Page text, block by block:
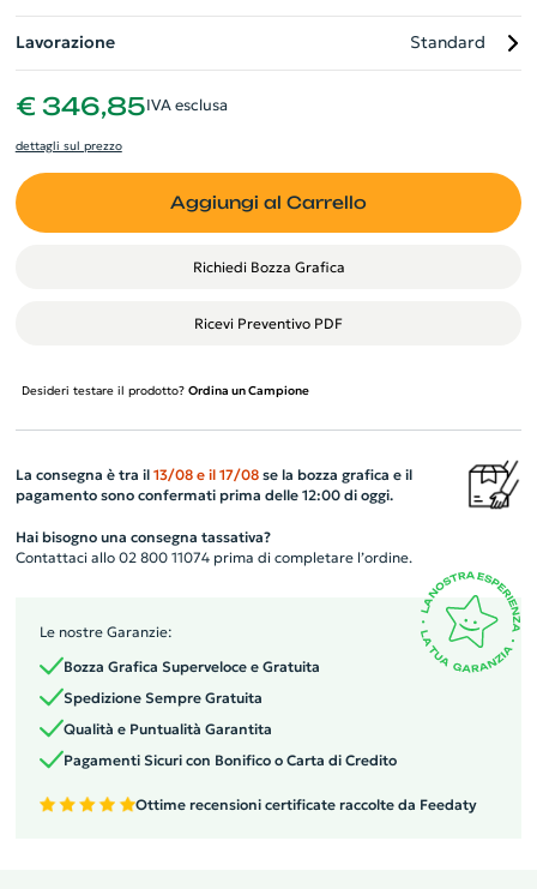
Lavorazione Standard
€ 346,85IVA esclusa
dettagli sul prezzo
Aggiungi al Carrello
Richiedi Bozza Grafica
Ricevi Preventivo PDF
Desideri testare il prodotto? Ordina un Campione
La consegna è tra il 13/08 e il 17/08se la bozza grafica e il
pagamento sono confermati prima delle 12:00 di oggi.
Hai bisogno una consegna tassativa?
Contattaci allo 02 800 11074 prima di completare l’ordine.
Le nostre Garanzie:
Bozza Grafica Superveloce e Gratuita
Spedizione Sempre Gratuita
Qualità e Puntualità Garantita
Pagamenti Sicuri con Bonifico o Carta di Credito
Ottime recensioni certificate raccolte da Feedaty